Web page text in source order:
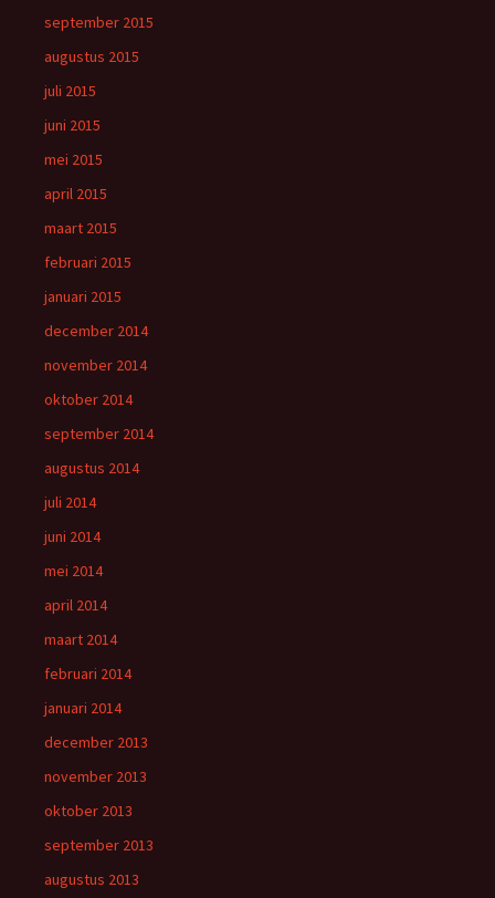
september 2015
augustus 2015
juli 2015
juni 2015
mei 2015
april 2015
maart 2015
februari 2015
januari 2015
december 2014
november 2014
oktober 2014
september 2014
augustus 2014
juli 2014
juni 2014
mei 2014
april 2014
maart 2014
februari 2014
januari 2014
december 2013
november 2013
oktober 2013
september 2013
augustus 2013